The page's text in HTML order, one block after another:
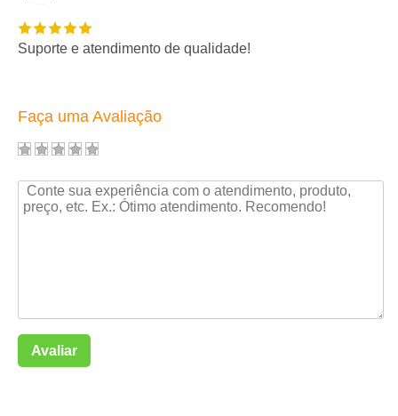
Suporte e atendimento de qualidade!
Faça uma Avaliação
Avaliar